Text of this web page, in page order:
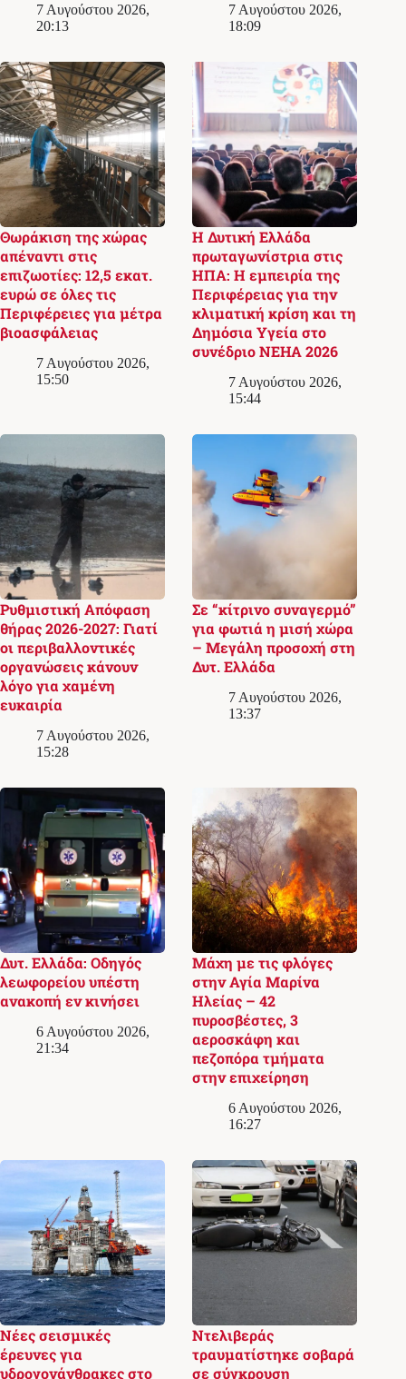
7 Αυγούστου 2026,
20:13
7 Αυγούστου 2026,
18:09
Θωράκιση της χώρας
απέναντι στις
επιζωοτίες: 12,5 εκατ.
ευρώ σε όλες τις
Περιφέρειες για μέτρα
βιοασφάλειας
7 Αυγούστου 2026,
15:50
Η Δυτική Ελλάδα
πρωταγωνίστρια στις
ΗΠΑ: Η εμπειρία της
Περιφέρειας για την
κλιματική κρίση και τη
Δημόσια Υγεία στο
συνέδριο NEHA 2026
7 Αυγούστου 2026,
15:44
Ρυθμιστική Απόφαση
θήρας 2026-2027: Γιατί
οι περιβαλλοντικές
οργανώσεις κάνουν
λόγο για χαμένη
ευκαιρία
7 Αυγούστου 2026,
15:28
Σε “κίτρινο συναγερμό”
για φωτιά η μισή χώρα
– Μεγάλη προσοχή στη
Δυτ. Ελλάδα
7 Αυγούστου 2026,
13:37
Δυτ. Ελλάδα: Οδηγός
λεωφορείου υπέστη
ανακοπή εν κινήσει
6 Αυγούστου 2026,
21:34
Μάχη με τις φλόγες
στην Αγία Μαρίνα
Ηλείας – 42
πυροσβέστες, 3
αεροσκάφη και
πεζοπόρα τμήματα
στην επιχείρηση
6 Αυγούστου 2026,
16:27
Νέες σεισμικές
έρευνες για
υδρογονάνθρακες στο
Ντελιβεράς
τραυματίστηκε σοβαρά
σε σύγκρουση